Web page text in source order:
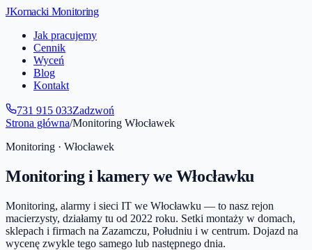
JKornacki Monitoring
Jak pracujemy
Cennik
Wyceń
Blog
Kontakt
731 915 033Zadzwoń
Strona główna/Monitoring Włocławek
Monitoring · Włocławek
Monitoring i kamerywe Włocławku
Monitoring, alarmy i sieci IT we Włocławku — to nasz rejon
macierzysty, działamy tu od 2022 roku. Setki montaży w domach,
sklepach i firmach na Zazamczu, Południu i w centrum. Dojazd na
wycenę zwykle tego samego lub następnego dnia.